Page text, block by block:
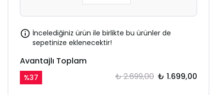
İncelediğiniz ürün ile birlikte bu ürünler de
sepetinize eklenecektir!
Avantajlı Toplam
%37 ₺ 2.699,00 ₺ 1.699,00